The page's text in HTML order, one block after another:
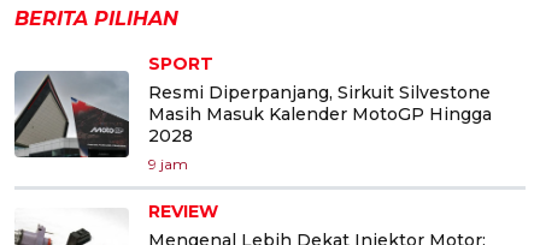
BERITA PILIHAN
SPORT
Resmi Diperpanjang, Sirkuit Silvestone
Masih Masuk Kalender MotoGP Hingga
2028
9 jam
REVIEW
Mengenal Lebih Dekat Injektor Motor: